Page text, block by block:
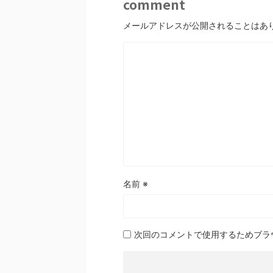
comment
メールアドレスが公開されることはあ
名前 ※
次回のコメントで使用するためブ